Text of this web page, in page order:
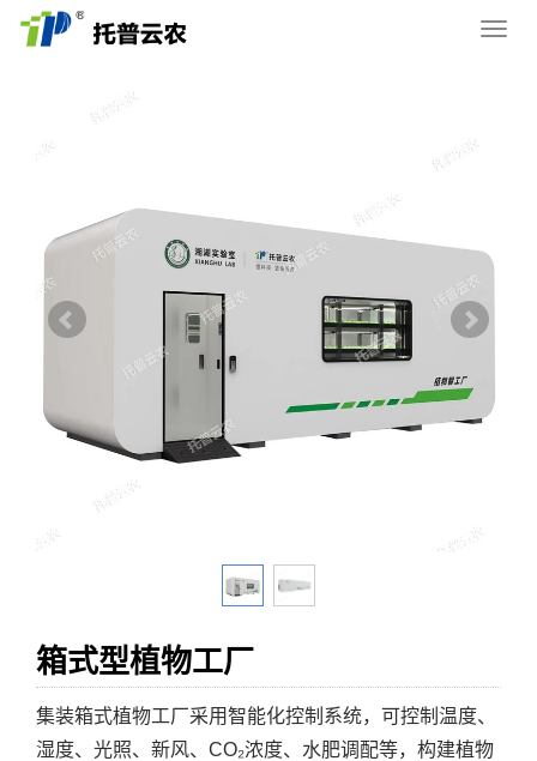
导
您的位置： 网站首页
箱式型植物工厂
集装箱式植物工厂采用智能化控制系统，可控制温度、
湿度、光照、新风、CO₂浓度、水肥调配等，构建植物